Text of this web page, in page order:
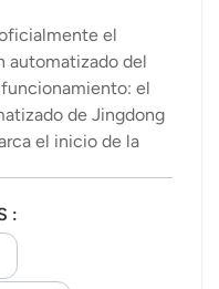
el
automatizado del
el
de Jingdong
el inicio de la
e
proporcionada
el centro de
es más
: